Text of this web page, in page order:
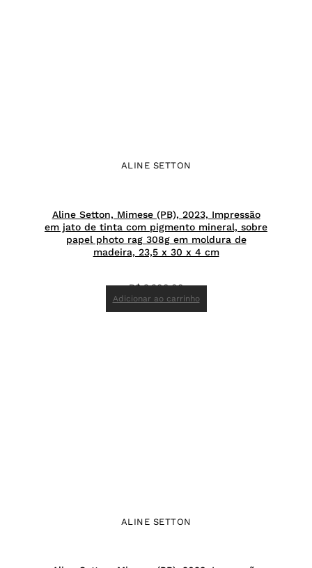
ALINE SETTON
Aline Setton, Mimese (PB), 2023, Impressão
em jato de tinta com pigmento mineral, sobre
papel photo rag 308g em moldura de
madeira, 23,5 x 30 x 4 cm
R$3.300,00
Adicionar ao carrinho
ALINE SETTON